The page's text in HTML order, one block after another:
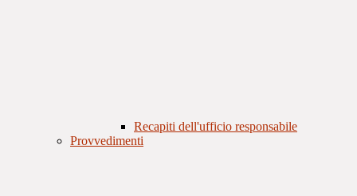
Recapiti dell'ufficio responsabile
Provvedimenti